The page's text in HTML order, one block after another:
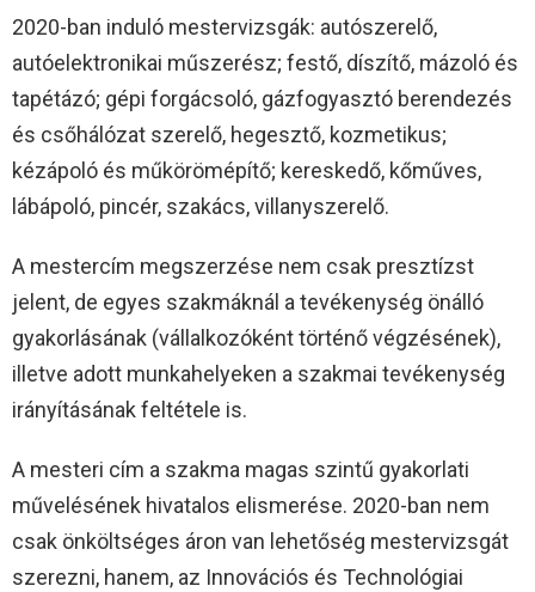
2020-ban induló mestervizsgák: autószerelő,
autóelektronikai műszerész; festő, díszítő, mázoló és
tapétázó; gépi forgácsoló, gázfogyasztó berendezés
és csőhálózat szerelő, hegesztő, kozmetikus;
kézápoló és műkörömépítő; kereskedő, kőműves,
lábápoló, pincér, szakács, villanyszerelő.
A mestercím megszerzése nem csak presztízst
jelent, de egyes szakmáknál a tevékenység önálló
gyakorlásának (vállalkozóként történő végzésének),
illetve adott munkahelyeken a szakmai tevékenység
irányításának feltétele is.
A mesteri cím a szakma magas szintű gyakorlati
művelésének hivatalos elismerése. 2020-ban nem
csak önköltséges áron van lehetőség mestervizsgát
szerezni, hanem, az Innovációs és Technológiai